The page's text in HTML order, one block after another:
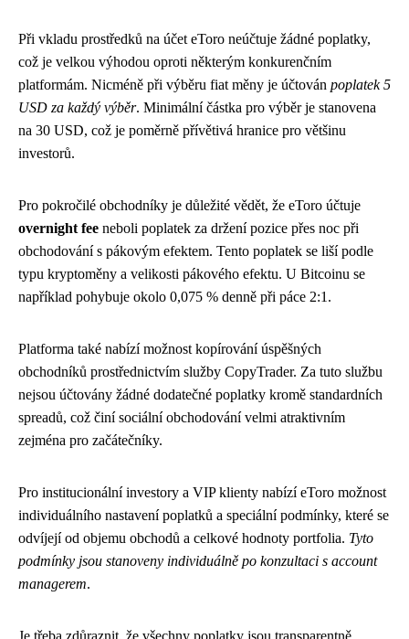
Při vkladu prostředků na účet eToro neúčtuje žádné poplatky,
což je velkou výhodou oproti některým konkurenčním
platformám. Nicméně při výběru fiat měny je účtován poplatek 5
USD za každý výběr. Minimální částka pro výběr je stanovena
na 30 USD, což je poměrně přívětivá hranice pro většinu
investorů.
Pro pokročilé obchodníky je důležité vědět, že eToro účtuje
overnight fee neboli poplatek za držení pozice přes noc při
obchodování s pákovým efektem. Tento poplatek se liší podle
typu kryptoměny a velikosti pákového efektu. U Bitcoinu se
například pohybuje okolo 0,075 % denně při páce 2:1.
Platforma také nabízí možnost kopírování úspěšných
obchodníků prostřednictvím služby CopyTrader. Za tuto službu
nejsou účtovány žádné dodatečné poplatky kromě standardních
spreadů, což činí sociální obchodování velmi atraktivním
zejména pro začátečníky.
Pro institucionální investory a VIP klienty nabízí eToro možnost
individuálního nastavení poplatků a speciální podmínky, které se
odvíjejí od objemu obchodů a celkové hodnoty portfolia. Tyto
podmínky jsou stanoveny individuálně po konzultaci s account
managerem.
Je třeba zdůraznit, že všechny poplatky jsou transparentně